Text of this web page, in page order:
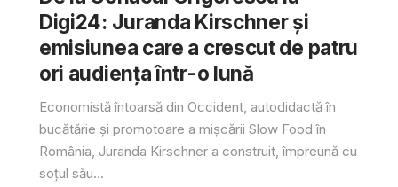
Digi24: Juranda Kirschner și
emisiunea care a crescut de patru
ori audiența într-o lună
Economistă întoarsă din Occident, autodidactă în
bucătărie și promotoare a mișcării Slow Food în
România, Juranda Kirschner a construit, împreună cu
soțul său...